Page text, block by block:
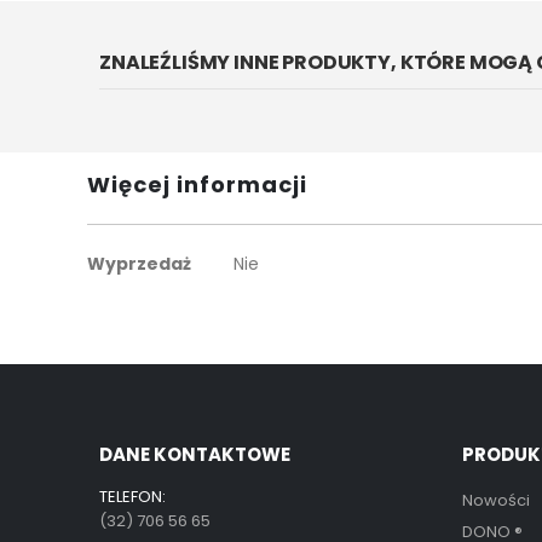
ZNALEŹLIŚMY INNE PRODUKTY, KTÓRE
Więcej informacji
Więcej
Wyprzedaż Nie
DANE KONTAKTOWE
TELEFON:
(32) 706 56 65
Nowości
DONO ®